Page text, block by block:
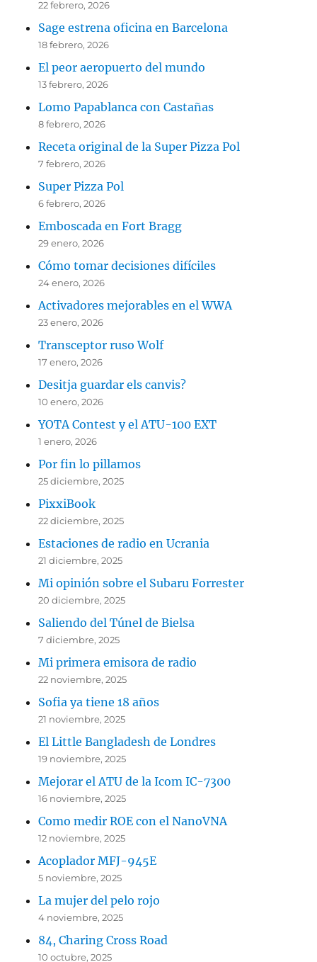
22 febrero, 2026
Sage estrena oficina en Barcelona
18 febrero, 2026
El peor aeropuerto del mundo
13 febrero, 2026
Lomo Papablanca con Castañas
8 febrero, 2026
Receta original de la Super Pizza Pol
7 febrero, 2026
Super Pizza Pol
6 febrero, 2026
Emboscada en Fort Bragg
29 enero, 2026
Cómo tomar decisiones difíciles
24 enero, 2026
Activadores mejorables en el WWA
23 enero, 2026
Transceptor ruso Wolf
17 enero, 2026
Desitja guardar els canvis?
10 enero, 2026
YOTA Contest y el ATU-100 EXT
1 enero, 2026
Por fin lo pillamos
25 diciembre, 2025
PixxiBook
22 diciembre, 2025
Estaciones de radio en Ucrania
21 diciembre, 2025
Mi opinión sobre el Subaru Forrester
20 diciembre, 2025
Saliendo del Túnel de Bielsa
7 diciembre, 2025
Mi primera emisora de radio
22 noviembre, 2025
Sofia ya tiene 18 años
21 noviembre, 2025
El Little Bangladesh de Londres
19 noviembre, 2025
Mejorar el ATU de la Icom IC-7300
16 noviembre, 2025
Como medir ROE con el NanoVNA
12 noviembre, 2025
Acoplador MFJ-945E
5 noviembre, 2025
La mujer del pelo rojo
4 noviembre, 2025
84, Charing Cross Road
10 octubre, 2025